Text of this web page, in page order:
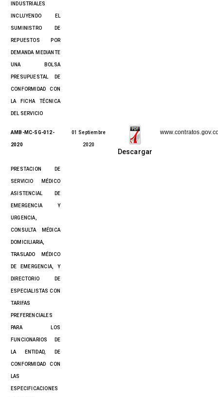
INDUSTRIALES
INCLUYENDO EL
SUMINISTRO DE
REPUESTOS POR
DEMANDA MEDIANTE
UNA BOLSA
PRESUPUESTAL DE
CONFORMIDAD CON
LA FICHA TÉCNICA
DEL SERVICIO
AMB-MC-SG-012-
2020
PRESTACION DE
SERVICIO MÉDICO
ASISTENCIAL DE
EMERGENCIA Y
URGENCIA,
CONSULTA MÉDICA
DOMICILIARIA,
TRASLADO MÉDICO
DE EMERGENCIA, Y
DIRECTORIO DE
ESPECIALISTAS CON
TARIFAS
PREFERENCIALES
PARA LOS
FUNCIONARIOS DE
LA ENTIDAD, DE
CONFORMIDAD CON
LAS
ESPECIFICACIONES
01 Septiembre
2020
Descargar